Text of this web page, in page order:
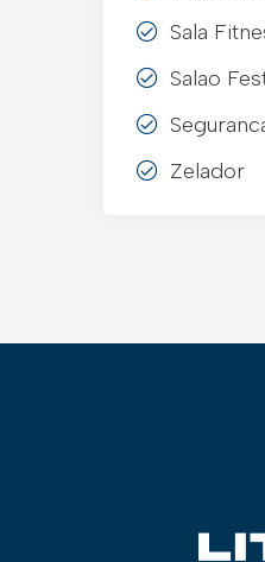
Sala
Salao
Zelador